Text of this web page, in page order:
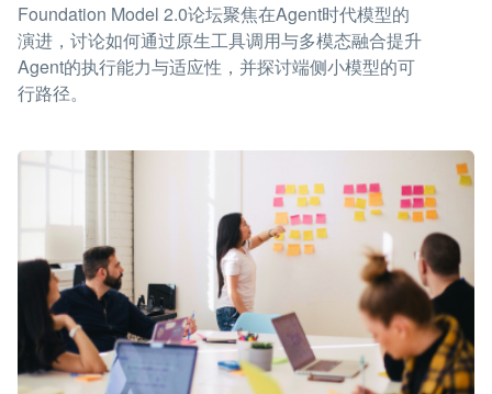
Foundation Model 2.0论坛聚焦在Agent时代模型的
演进，讨论如何通过原生工具调用与多模态融合提升
Agent的执行能力与适应性，并探讨端侧小模型的可
行路径。